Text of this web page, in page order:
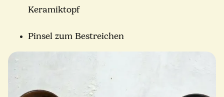
Keramiktopf
Pinsel zum Bestreichen